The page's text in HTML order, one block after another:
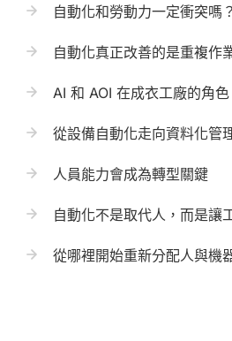
自動化和勞動力一定衝突嗎？
自動化真正改善的是重複作
AI 和 AOI 在成衣工廠的角色
從設備自動化走向資料化管
人員能力會成為轉型關鍵
自動化不是取代人，而是讓
從哪裡開始重新分配人與機